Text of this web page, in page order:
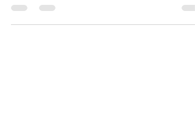
d'événements multi-marques et la réalisation
de campagnes de...